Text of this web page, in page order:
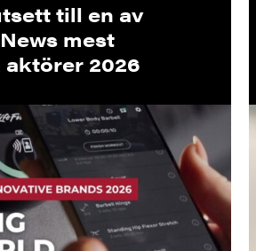
till en av
mest
2026